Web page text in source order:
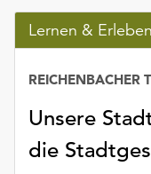
Weitere
Informationen
Sie
unserer
Lernen & Erleben
Unsere
die
REICHENBACHER